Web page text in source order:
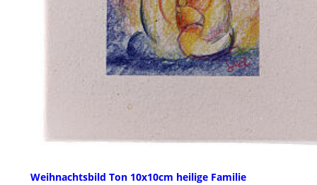
Weihnachtsbild Ton 10x10cm heilige Familie